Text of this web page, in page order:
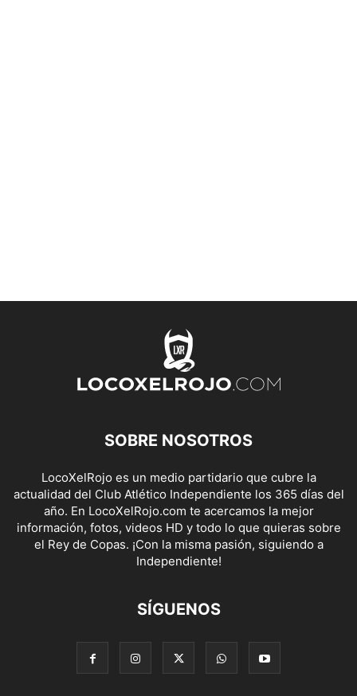
SOBRE NOSOTROS
LocoXelRojo es un medio partidario que cubre la
actualidad del Club Atlético Independiente los 365 días del
año. En LocoXelRojo.com te acercamos la mejor
información, fotos, videos HD y todo lo que quieras sobre
el Rey de Copas. ¡Con la misma pasión, siguiendo a
Independiente!
SÍGUENOS